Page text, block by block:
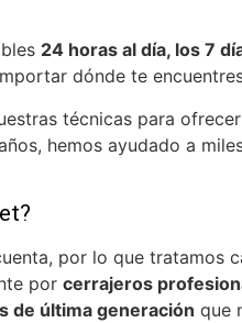
24 horas al día, los 7
dónde te
técnicas para
hemos ayudado a
por lo que tratamos
por cerrajeros
de última generación que